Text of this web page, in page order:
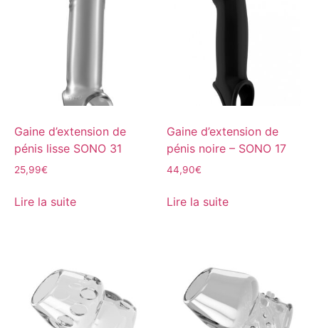
Gaine d’extension de
pénis lisse SONO 31
25,99€
Lire la suite
Gaine d’extension de
pénis noire – SONO 17
44,90€
Lire la suite